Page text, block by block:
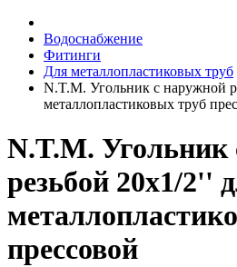
Водоснабжение
Фитинги
Для металлопластиковых труб
N.T.M. Угольник с наружной
металлопластиковых труб
N.T.M. Угольник
резьбой 20x1/2''
прессовой